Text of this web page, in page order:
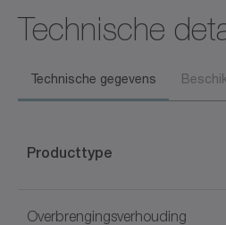
Technische
Technische gegevens
Producttype
Overbrengingsverhouding